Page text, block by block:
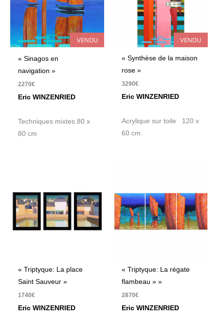
VENDU
« Sinagos en
navigation »
2270€
Eric WINZENRIED
Techniques mixtes 80 x
80 cm
VENDU
« Synthèse de la maison
rose »
3290€
Eric WINZENRIED
Acrylique sur toile 120 x
60 cm.
« Triptyque: La place
Saint Sauveur »
1740€
Eric WINZENRIED
« Triptyque: La régate
flambeau » »
2870€
Eric WINZENRIED